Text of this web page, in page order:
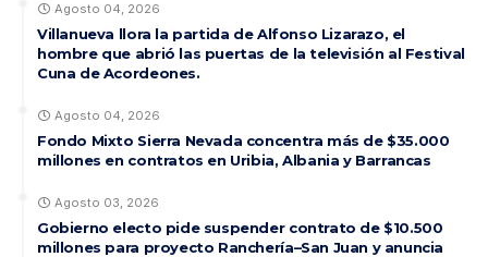
Agosto 04, 2026
Villanueva llora la partida de Alfonso Lizarazo, el
hombre que abrió las puertas de la televisión al Festival
Cuna de Acordeones.
Agosto 04, 2026
Fondo Mixto Sierra Nevada concentra más de $35.000
millones en contratos en Uribia, Albania y Barrancas
Agosto 03, 2026
Gobierno electo pide suspender contrato de $10.500
millones para proyecto Ranchería–San Juan y anuncia